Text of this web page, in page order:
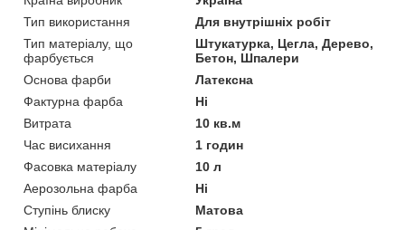
Тип використання
Для внутрішніх робіт
Тип матеріалу, що
фарбується
Штукатурка, Цегла, Дерево,
Бетон, Шпалери
Основа фарби
Латексна
Фактурна фарба
Ні
Витрата
10 кв.м
Час висихання
1 годин
Фасовка матеріалу
10 л
Аерозольна фарба
Ні
Ступінь блиску
Матова